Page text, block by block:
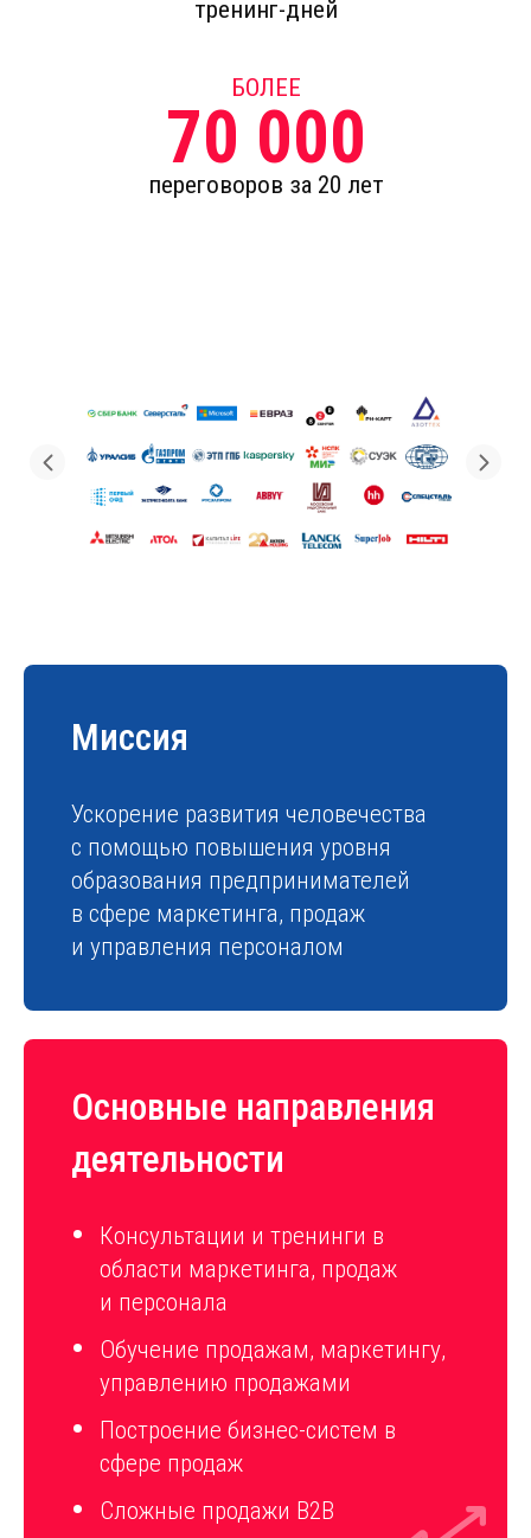
тренинг-дней
БОЛЕЕ
70 000
переговоров за 20 лет
Миссия
Ускорение развития человечества
с помощью повышения уровня
образования предпринимателей
в сфере маркетинга, продаж
и управления персоналом
Основные направления
деятельности
Консультации и тренинги в
области маркетинга, продаж
и персонала
Обучение продажам, маркетингу,
управлению продажами
Построение бизнес-систем в
сфере продаж
Сложные продажи B2B